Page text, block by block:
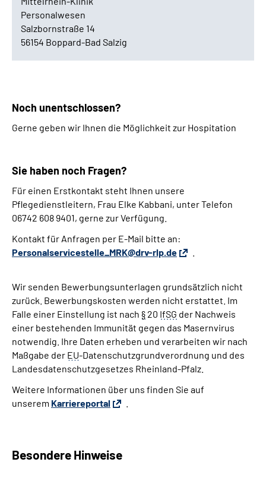
Personalwesen
Salzbornstraße 14
56154 Boppard-Bad Salzig
Noch unentschlossen?
Gerne geben wir Ihnen die Möglichkeit zur Hospitation
Sie haben noch Fragen?
Für einen Erstkontakt steht Ihnen unsere
Pflegedienstleitern, Frau Elke Kabbani, unter Telefon
06742 608 9401, gerne zur Verfügung.
Kontakt für Anfragen per E-Mail bitte an:
Personalservicestelle_MRK@drv-rlp.de
Wir senden Bewerbungsunterlagen grundsätzlich nicht
zurück. Bewerbungskosten werden nicht erstattet. Im
Falle einer Einstellung ist nach § 20 IfSG der Nachweis
einer bestehenden Immunität gegen das Masernvirus
notwendig. Ihre Daten erheben und verarbeiten wir nach
Maßgabe der EU-Datenschutzgrundverordnung und des
Landesdatenschutzgesetzes Rheinland-Pfalz.
Weitere Informationen über uns finden Sie auf
unserem Karriereportal
Besondere Hinweise